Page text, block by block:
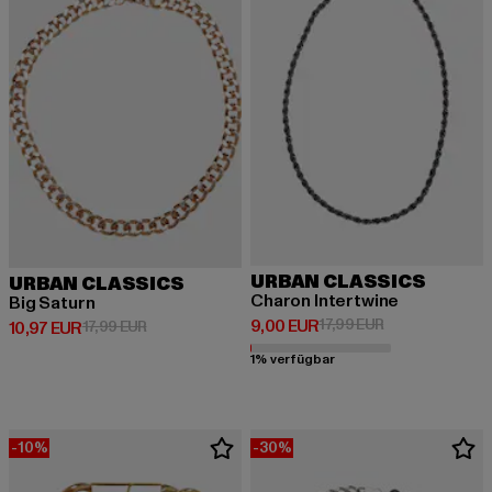
URBAN CLASSICS
Big Saturn
10,97 EUR
Derzeitiger Preis: 10,97 EUR
17,99 EURAktionspreis: 17,99 EUR
URBAN CLASSICS
Charon Intertwine
9,00 EUR
Derzeitiger Preis: 9,00 EUR
17,99 EURAktionspreis:
1% verfügbar
-10% -30%